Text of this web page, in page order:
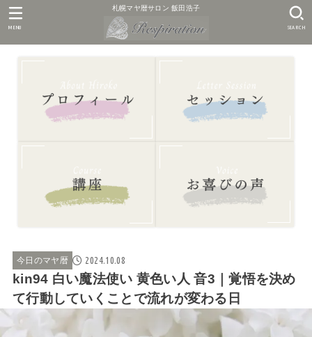
札幌マヤ暦サロン 飯田浩子
SEARCH
MENU
今日のマヤ暦 2024.10.08
kin94 白い魔法使い 黄色い人 音3｜覚悟を決め
て行動していくことで流れが変わる日